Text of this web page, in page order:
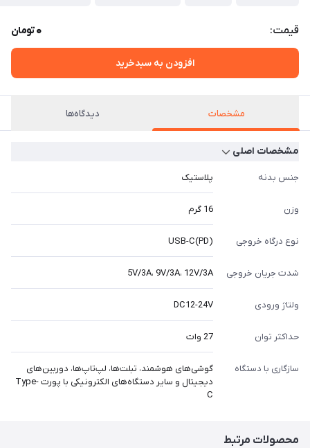
قیمت: 0تومان
افزودن به سبدخرید
مشخصات دیدگاه‌ها
مشخصات اصلی
جنس بدنه پلاستیک
وزن 16 گرم
نوع درگاه خروجی USB-C(PD)
شدت جریان خروجی 5V/3A، 9V/3A، 12V/3A
ولتاژ ورودی DC12-24V
حداکثر توان 27 وات
سازگاری با دستگاه
گوشی‌های هوشمند، تبلت‌ها، لپ‌تاپ‌ها، دوربین‌های
دیجیتال و سایر دستگاه‌های الکترونیکی با پورت Type-
C
محصولات مرتبط